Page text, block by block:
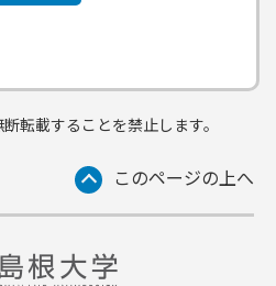
転載することを禁止します。
このページの上へ